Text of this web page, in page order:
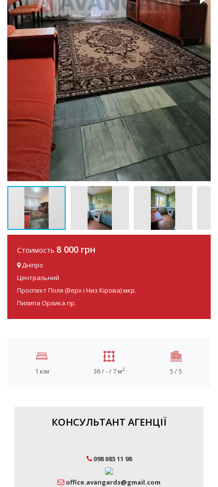
Стоимость 8 000 грн
Дніпро
Центральний
Проспект Поля (Верх і Низ Кірова) мкр.
Пилипа Орлика пр.
1 кім 36 / - / 7 м2 5 / 5
КОНСУЛЬТАНТ АГЕНЦІЇ
098 085 11 98
office.avangards@gmail.com